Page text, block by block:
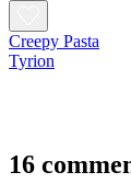
Creepy Pasta
Tyrion
16